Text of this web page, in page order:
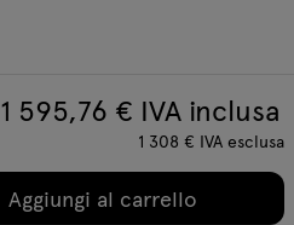
1 595,76 € IVA inclusa
1 308 € IVA esclusa
Aggiungi al carrello